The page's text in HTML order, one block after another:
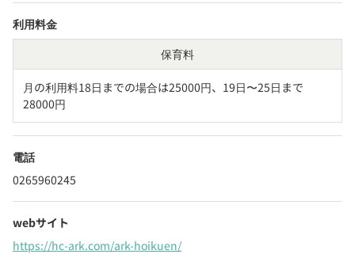
利用料金
保育料
月の利用料18日までの場合は25000円、19日〜25日まで
28000円
電話
0265960245
webサイト
https://hc-ark.com/ark-hoikuen/